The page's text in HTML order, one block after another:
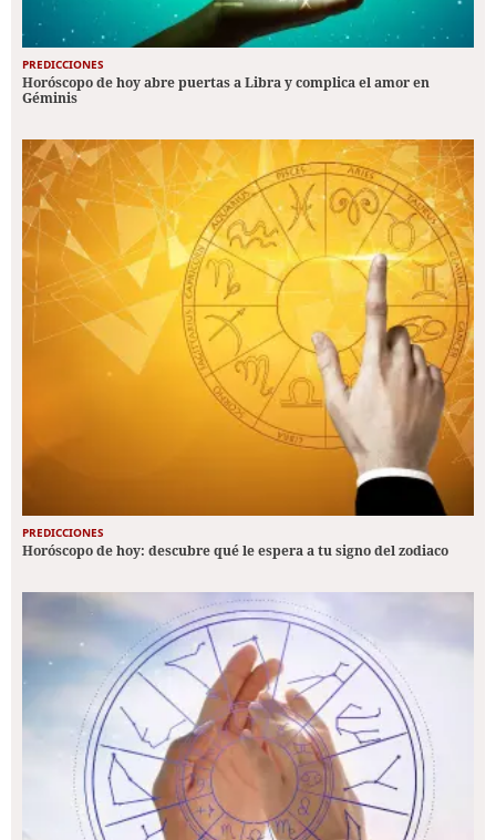
PREDICCIONES
Horóscopo de hoy abre puertas a Libra y complica el amor en
Géminis
PREDICCIONES
Horóscopo de hoy: descubre qué le espera a tu signo del zodiaco